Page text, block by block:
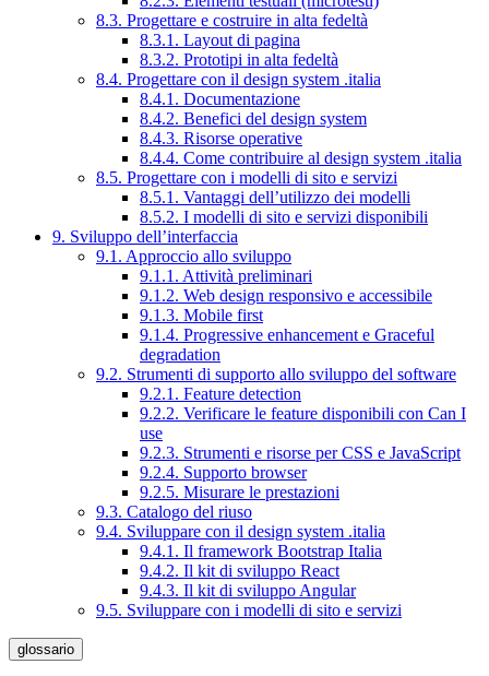
8.3. Progettare e costruire in alta fedeltà
8.3.1. Layout di pagina
8.3.2. Prototipi in alta fedeltà
8.4. Progettare con il design system .italia
8.4.1. Documentazione
8.4.2. Benefici del design system
8.4.3. Risorse operative
8.4.4. Come contribuire al design system .italia
8.5. Progettare con i modelli di sito e servizi
8.5.1. Vantaggi dell’utilizzo dei modelli
8.5.2. I modelli di sito e servizi disponibili
9. Sviluppo dell’interfaccia
9.1. Approccio allo sviluppo
9.1.1. Attività preliminari
9.1.2. Web design responsivo e accessibile
9.1.3. Mobile first
9.1.4. Progressive enhancement e Graceful
degradation
9.2. Strumenti di supporto allo sviluppo del software
9.2.1. Feature detection
9.2.2. Verificare le feature disponibili con Can I
use
9.2.3. Strumenti e risorse per CSS e JavaScript
9.2.4. Supporto browser
9.2.5. Misurare le prestazioni
9.3. Catalogo del riuso
9.4. Sviluppare con il design system .italia
9.4.1. Il framework Bootstrap Italia
9.4.2. Il kit di sviluppo React
9.4.3. Il kit di sviluppo Angular
9.5. Sviluppare con i modelli di sito e servizi
glossario